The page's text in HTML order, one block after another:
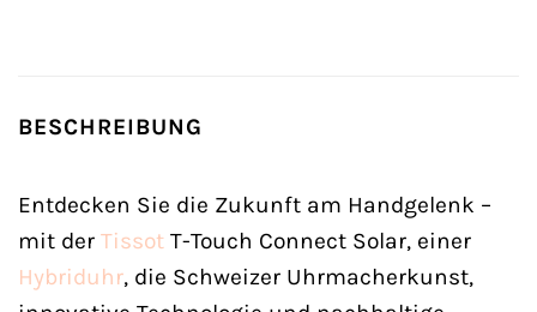
BESCHREIBUNG
Entdecken Sie die Zukunft am Handgelenk –
mit der Tissot T-Touch Connect Solar, einer
Hybriduhr, die Schweizer Uhrmacherkunst,